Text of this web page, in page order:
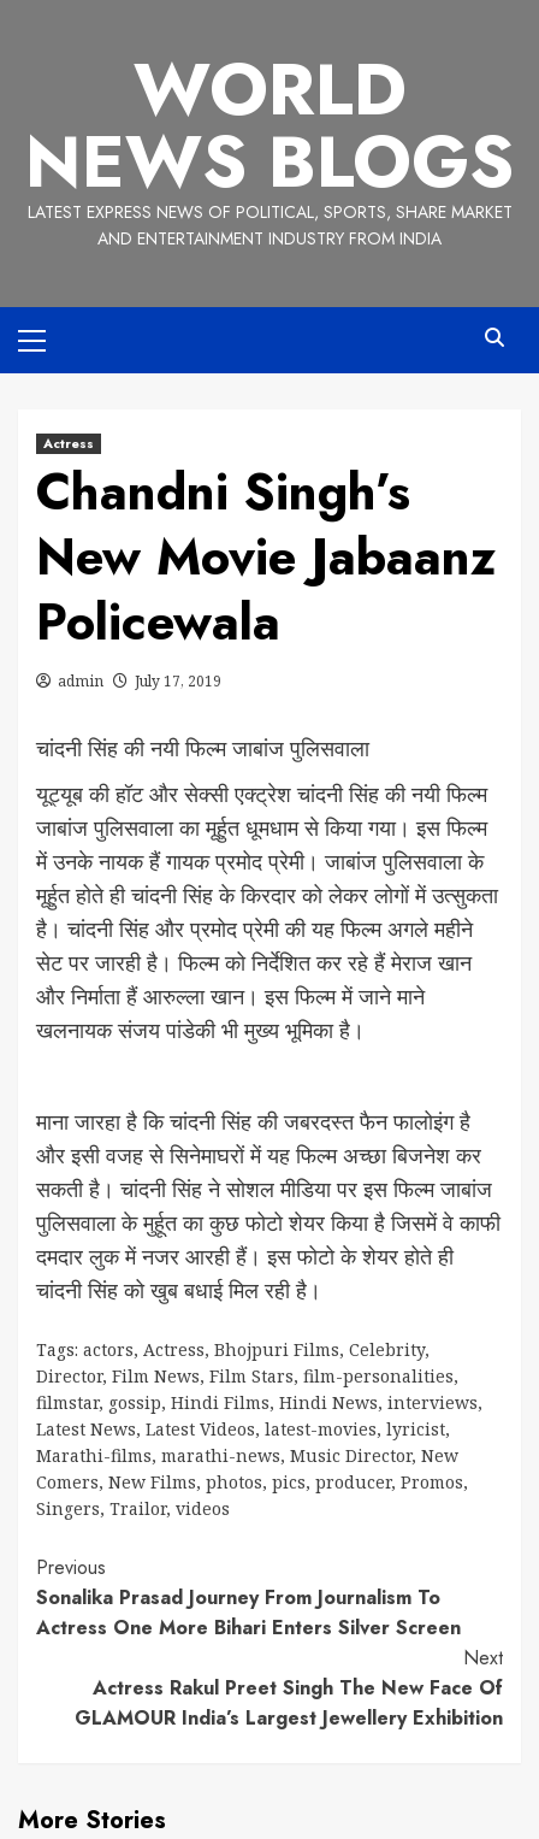
WORLD
NEWS BLOGS
LATEST EXPRESS NEWS OF POLITICAL, SPORTS, SHARE MARKET
AND ENTERTAINMENT INDUSTRY FROM INDIA
Menu
Actress
Chandni Singh’s
New Movie Jabaanz
Policewala
admin July 17, 2019
चांदनी सिंह की नयी फिल्म जाबांज पुलिसवाला
यूट्यूब की हॉट और सेक्सी एक्ट्रेश चांदनी सिंह की नयी फिल्म
जाबांज पुलिसवाला का मूर्हुत धूमधाम से किया गया। इस फिल्म
में उनके नायक हैं गायक प्रमोद प्रेमी। जाबांज पुलिसवाला के
मूर्हुत होते ही चांदनी सिंह के किरदार को लेकर लोगों में उत्सुकता
है। चांदनी सिंह और प्रमोद प्रेमी की यह फिल्म अगले महीने
सेट पर जारही है। फिल्म को निर्देशित कर रहे हैं मेराज खान
और निर्माता हैं आरुल्ला खान। इस फिल्म में जाने माने
खलनायक संजय पांडेकी भी मुख्य भूमिका है।
माना जारहा है कि चांदनी सिंह की जबरदस्त फैन फालोइंग है
और इसी वजह से सिनेमाघरों में यह फिल्म अच्छा बिजनेश कर
सकती है। चांदनी सिंह ने सोशल मीडिया पर इस फिल्म जाबांज
पुलिसवाला के मुर्हूत का कुछ फोटो शेयर किया है जिसमें वे काफी
दमदार लुक में नजर आरही हैं। इस फोटो के शेयर होते ही
चांदनी सिंह को खुब बधाई मिल रही है।
Tags: actors, Actress, Bhojpuri Films, Celebrity,
Director, Film News, Film Stars, film-personalities,
filmstar, gossip, Hindi Films, Hindi News, interviews,
Latest News, Latest Videos, latest-movies, lyricist,
Marathi-films, marathi-news, Music Director, New
Comers, New Films, photos, pics, producer, Promos,
Singers, Trailor, videos
Continue
Reading
Previous
Sonalika Prasad Journey From Journalism To
Actress One More Bihari Enters Silver Screen
Next
Actress Rakul Preet Singh The New Face Of
GLAMOUR India’s Largest Jewellery Exhibition
More Stories